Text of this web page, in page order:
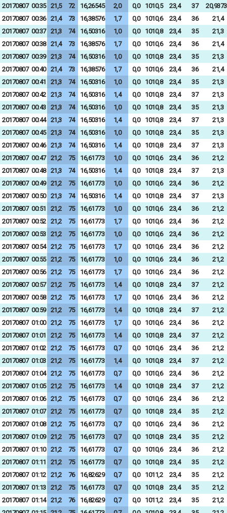
20170807 00:35 21,5 72 16,26545 2,0 0,0 1010,5 23,4 37
20170807 00:36 21,4 73 16,38576 1,7 0,0 1010,6 23,4 36
21,4
20170807 00:37 21,3 74 16,50316 1,0 0,0 1010,8 23,4 35
21,3
20170807 00:38 21,4 73 16,38576 1,7 0,0 1010,6 23,4 36
21,4
20170807 00:39 21,3 74 16,50316 1,0 0,0 1010,8 23,4 35
21,3
20170807 00:40 21,4 73 16,38576 1,7 0,0 1010,6 23,4 36
21,4
20170807 00:41 21,3 74 16,50316 1,0 0,0 1010,8 23,4 35
21,3
20170807 00:42 21,3 74 16,50316 1,4 0,0 1010,8 23,4 37
21,3
20170807 00:43 21,3 74 16,50316 1,0 0,0 1010,8 23,4 35
21,3
20170807 00:44 21,3 74 16,50316 1,4 0,0 1010,8 23,4 37
21,3
20170807 00:45 21,3 74 16,50316 1,0 0,0 1010,8 23,4 35
21,3
20170807 00:46 21,3 74 16,50316 1,4 0,0 1010,8 23,4 37
21,3
20170807 00:47 21,2 75 16,61773 1,0 0,0 1010,6 23,4 36
21,2
20170807 00:48 21,3 74 16,50316 1,4 0,0 1010,8 23,4 37
21,3
20170807 00:49 21,2 75 16,61773 1,0 0,0 1010,6 23,4 36
21,2
20170807 00:50 21,3 74 16,50316 1,4 0,0 1010,8 23,4 37
21,3
20170807 00:51 21,2 75 16,61773 1,0 0,0 1010,6 23,4 36
21,2
20170807 00:52 21,2 75 16,61773 1,7 0,0 1010,6 23,4 36
21,2
20170807 00:53 21,2 75 16,61773 1,0 0,0 1010,6 23,4 36
21,2
20170807 00:54 21,2 75 16,61773 1,7 0,0 1010,6 23,4 36
21,2
20170807 00:55 21,2 75 16,61773 1,0 0,0 1010,6 23,4 36
21,2
20170807 00:56 21,2 75 16,61773 1,7 0,0 1010,6 23,4 36
21,2
20170807 00:57 21,2 75 16,61773 1,4 0,0 1010,8 23,4 37
21,2
20170807 00:58 21,2 75 16,61773 1,7 0,0 1010,6 23,4 36
21,2
20170807 00:59 21,2 75 16,61773 1,4 0,0 1010,8 23,4 37
21,2
20170807 01:00 21,2 75 16,61773 1,7 0,0 1010,6 23,4 36
21,2
20170807 01:01 21,2 75 16,61773 1,4 0,0 1010,8 23,4 37
21,2
20170807 01:02 21,2 75 16,61773 0,7 0,0 1010,6 23,4 36
21,2
20170807 01:03 21,2 75 16,61773 1,4 0,0 1010,8 23,4 37
21,2
20170807 01:04 21,2 75 16,61773 0,7 0,0 1010,6 23,4 36
21,2
20170807 01:05 21,2 75 16,61773 1,4 0,0 1010,8 23,4 37
21,2
20170807 01:06 21,2 75 16,61773 0,7 0,0 1010,6 23,4 36
21,2
20170807 01:07 21,2 75 16,61773 0,7 0,0 1010,8 23,4 35
21,2
20170807 01:08 21,2 75 16,61773 0,7 0,0 1010,6 23,4 36
21,2
20170807 01:09 21,2 75 16,61773 0,7 0,0 1010,8 23,4 35
21,2
20170807 01:10 21,2 75 16,61773 0,7 0,0 1010,6 23,4 36
21,2
20170807 01:11 21,2 75 16,61773 0,7 0,0 1010,8 23,4 35
21,2
20170807 01:12 21,2 76 16,82629 0,7 0,0 1011,2 23,4 35
21,2
20170807 01:13 21,2 75 16,61773 0,7 0,0 1010,8 23,4 35
21,2
20170807 01:14 21,2 76 16,82629 0,7 0,0 1011,2 23,4 35
21,2